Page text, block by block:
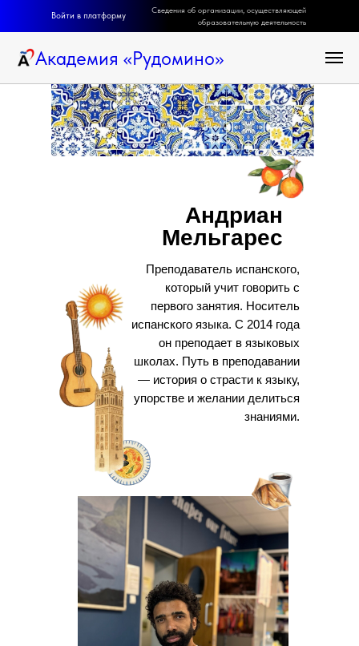
Войти в платформу
Сведения об организации, осуществляющей
образовательную деятельность
Академия «Рудомино»
Андриан
Мельгарес
Преподаватель испанского,
который учит говорить с
первого занятия. Носитель
испанского языка. С 2014 года
он преподает в языковых
школах. Путь в преподавании
— история о страсти к языку,
упорстве и желании делиться
знаниями.